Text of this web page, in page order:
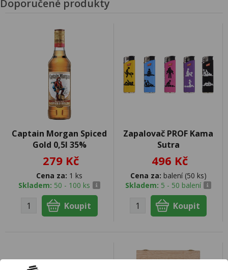
Doporučené produkty
Captain Morgan Spiced
Gold 0,5l 35%
279 Kč
Cena za: 1 ks
Skladem: 50 - 100 ks
Zapalovač PROF Kama
Sutra
496 Kč
Cena za: balení (50 ks)
Skladem: 5 - 50 balení